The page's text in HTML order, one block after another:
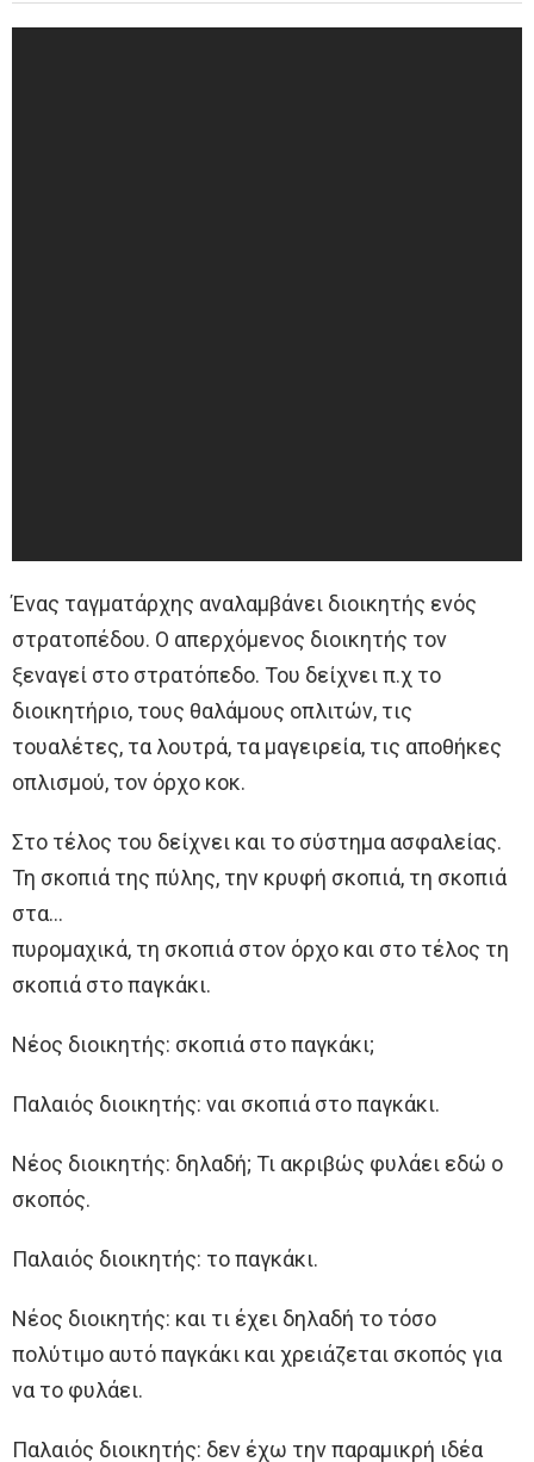
Ένας ταγματάρχης αναλαμβάνει διοικητής ενός
στρατοπέδου. Ο απερχόμενος διοικητής τον
ξεναγεί στο στρατόπεδο. Του δείχνει π.χ το
διοικητήριο, τους θαλάμους οπλιτών, τις
τουαλέτες, τα λουτρά, τα μαγειρεία, τις αποθήκες
οπλισμού, τον όρχο κοκ.
Στο τέλος του δείχνει και το σύστημα ασφαλείας.
Τη σκοπιά της πύλης, την κρυφή σκοπιά, τη σκοπιά
στα…
πυρομαχικά, τη σκοπιά στον όρχο και στο τέλος τη
σκοπιά στο παγκάκι.
Νέος διοικητής: σκοπιά στο παγκάκι;
Παλαιός διοικητής: ναι σκοπιά στο παγκάκι.
Νέος διοικητής: δηλαδή; Τι ακριβώς φυλάει εδώ ο
σκοπός.
Παλαιός διοικητής: το παγκάκι.
Νέος διοικητής: και τι έχει δηλαδή το τόσο
πολύτιμο αυτό παγκάκι και χρειάζεται σκοπός για
να το φυλάει.
Παλαιός διοικητής: δεν έχω την παραμικρή ιδέα